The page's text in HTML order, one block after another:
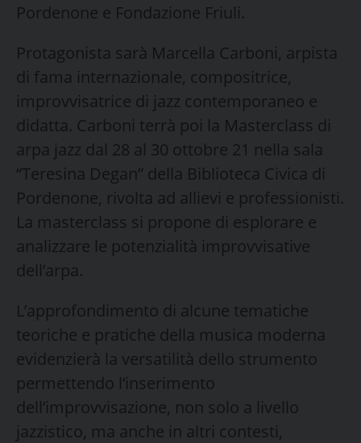
Pordenone e Fondazione Friuli.
Protagonista sarà Marcella Carboni, arpista
di fama internazionale, compositrice,
improvvisatrice di jazz contemporaneo e
didatta. Carboni terrà poi la Masterclass di
arpa jazz dal 28 al 30 ottobre 21 nella sala
“Teresina Degan” della Biblioteca Civica di
Pordenone, rivolta ad allievi e professionisti.
La masterclass si propone di esplorare e
analizzare le potenzialità improvvisative
dell’arpa.
L’approfondimento di alcune tematiche
teoriche e pratiche della musica moderna
evidenzierà la versatilità dello strumento
permettendo l’inserimento
dell’improvvisazione, non solo a livello
jazzistico, ma anche in altri contesti,